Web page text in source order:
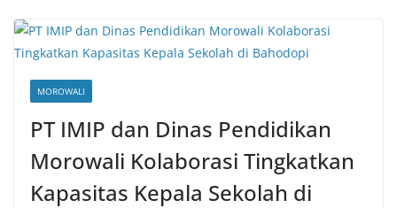
MOROWALI
PT IMIP dan Dinas Pendidikan
Morowali Kolaborasi Tingkatkan
Kapasitas Kepala Sekolah di